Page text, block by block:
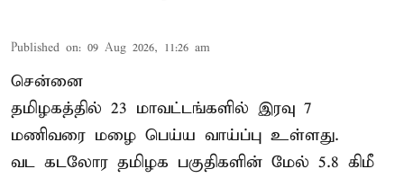
Published on: 09 Aug 2026, 11:26 am
சென்னை
தமிழகத்தில் 23 மாவட்டங்களில் இரவு 7
மணிவரை மழை பெய்ய வாய்ப்பு உள்ளது.
வட கடலோர தமிழக பகுதிகளின் மேல் 5.8 கிமீ